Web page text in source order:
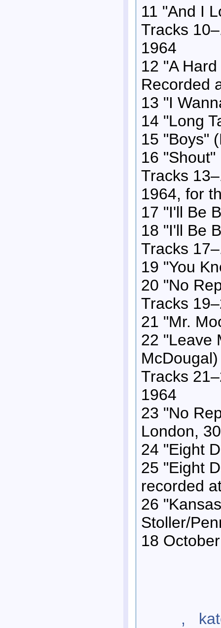
11 "And I
Tracks
1964
12 "A
Recorded
13 "I
14 "Long
15 "Boys"
16
Tracks
1964, for
17 "I'll Be
18 "I'll Be
Tracks
19 "You
20 "No
Tracks
21 "Mr.
22 "Leave
Tracks
1964
23 "No
London,
24 "Eight
25 "Eight
recorded
26
Stoller/
18
,